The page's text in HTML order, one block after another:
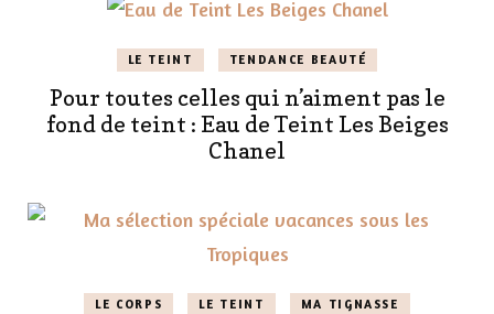
LE TEINT TENDANCE BEAUTÉ
Pour toutes celles qui n’aiment pas le
fond de teint : Eau de Teint Les Beiges
Chanel
LE CORPS LE TEINT
MA TIGNASSE